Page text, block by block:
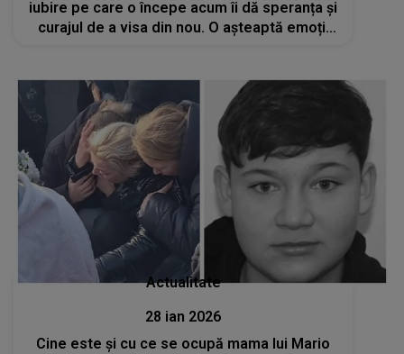
iubire pe care o începe acum îi dă speranța și
curajul de a visa din nou. O așteaptă emoții
Actualitate
28 ian 2026
Cine este și cu ce se ocupă mama lui Mario